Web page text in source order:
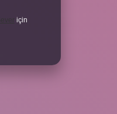
için